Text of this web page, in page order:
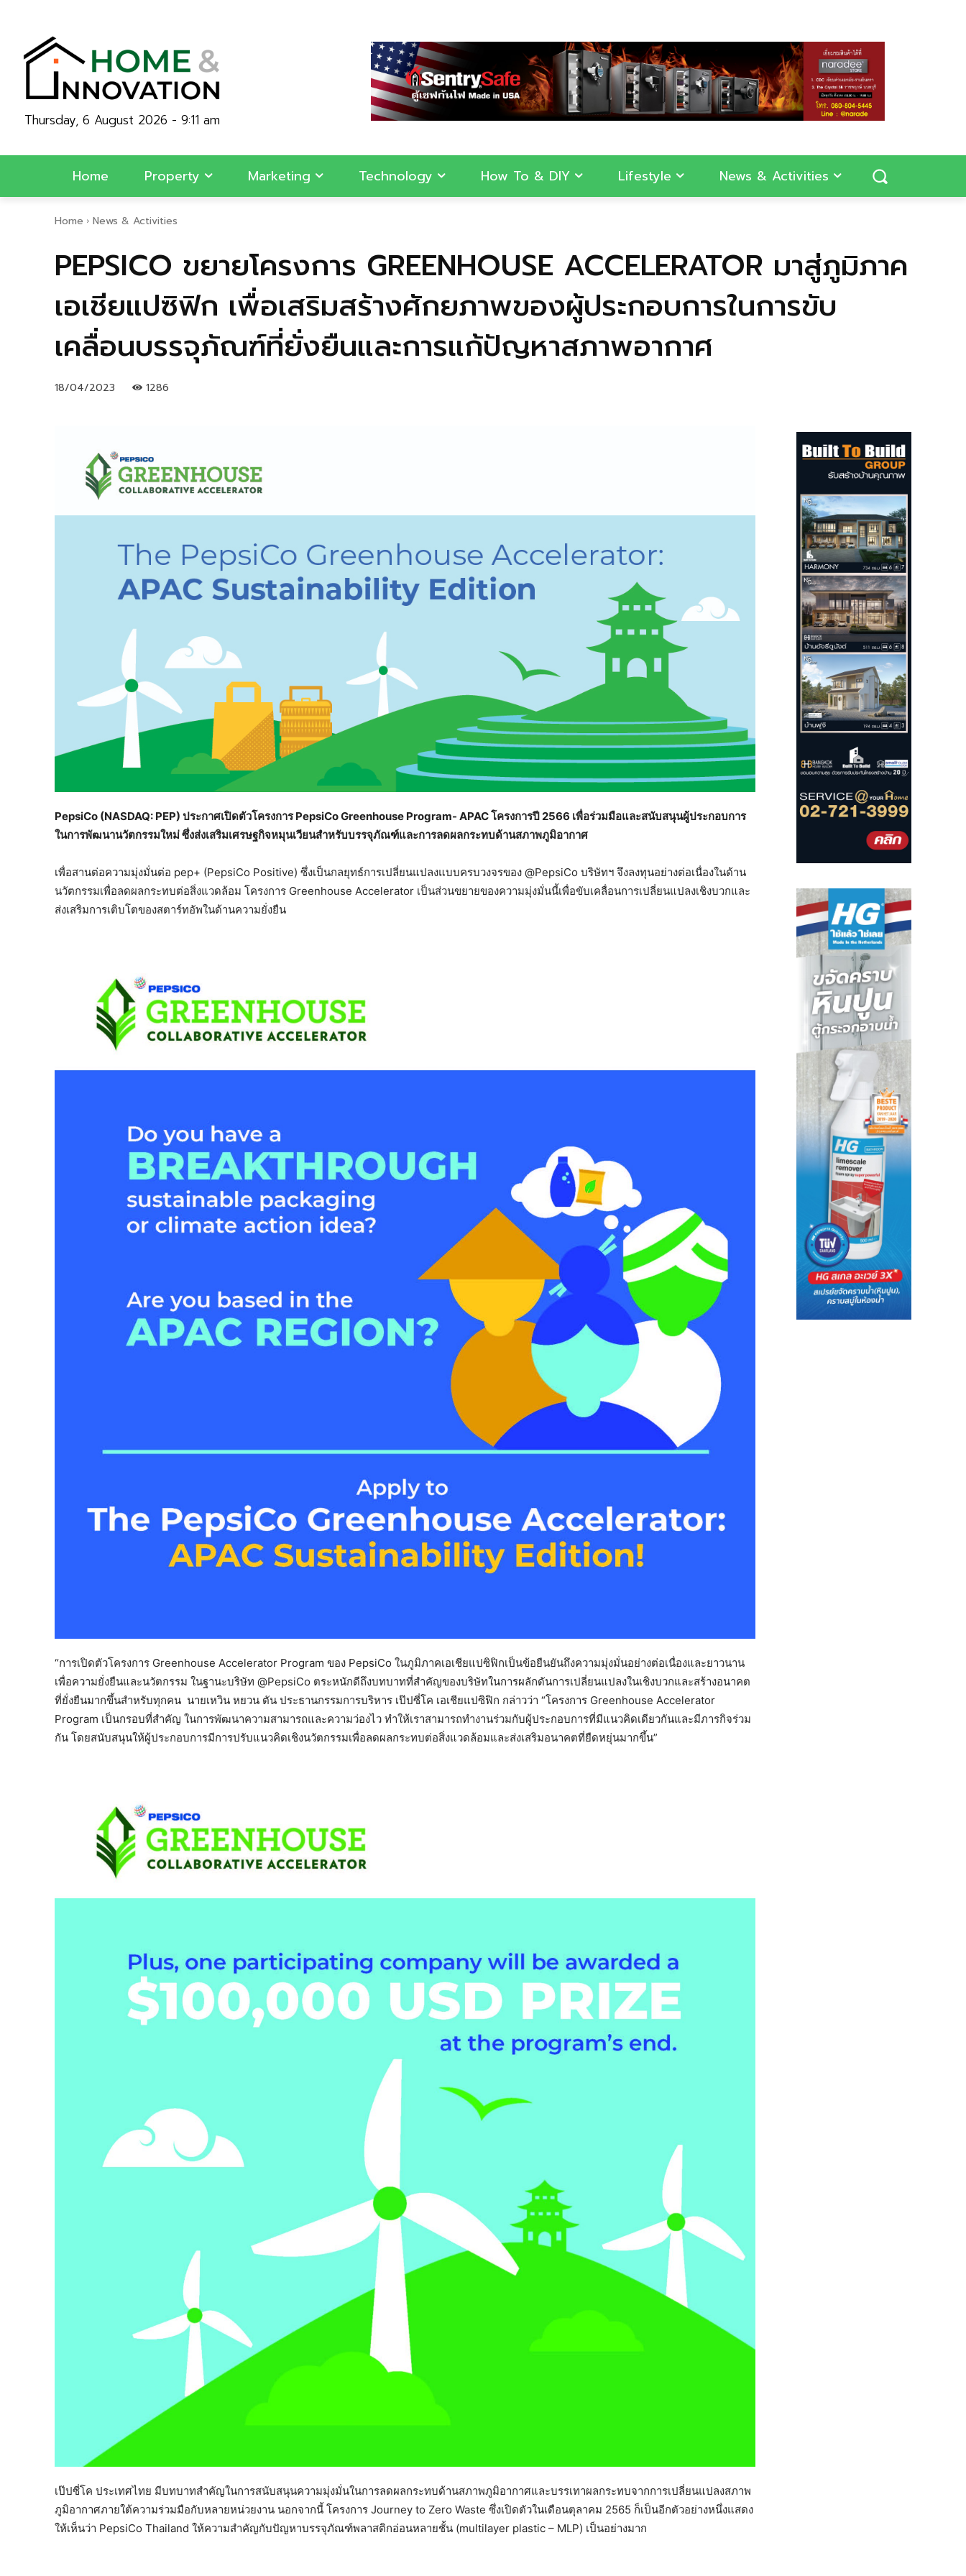
Thursday, 6 August 2026 - 9:11 am
Home Property Marketing Technology How To & DIY Lifestyle News & Activities
Home News & Activities
PEPSICO ขยายโครงการ GREENHOUSE ACCELERATOR มาสู่ภูมิภาค
เอเชียแปซิฟิก เพื่อเสริมสร้างศักยภาพของผู้ประกอบการในการขับ
เคลื่อนบรรจุภัณฑ์ที่ยั่งยืนและการแก้ปัญหาสภาพอากาศ
18/04/2023 1286
PepsiCo (NASDAQ: PEP) ประกาศเปิดตัวโครงการ PepsiCo Greenhouse Program- APAC โครงการปี 2566 เพื่อร่วมมือและสนับสนุนผู้ประกอบการ
ในการพัฒนานวัตกรรมใหม่ ซึ่งส่งเสริมเศรษฐกิจหมุนเวียนสำหรับบรรจุภัณฑ์และการลดผลกระทบด้านสภาพภูมิอากาศ
เพื่อสานต่อความมุ่งมั่นต่อ pep+ (PepsiCo Positive) ซึ่งเป็นกลยุทธ์การเปลี่ยนแปลงแบบครบวงจรของ @PepsiCo บริษัทฯ จึงลงทุนอย่างต่อเนื่องในด้าน
นวัตกรรมเพื่อลดผลกระทบต่อสิ่งแวดล้อม โครงการ Greenhouse Accelerator เป็นส่วนขยายของความมุ่งมั่นนี้เพื่อขับเคลื่อนการเปลี่ยนแปลงเชิงบวกและ
ส่งเสริมการเติบโตของสตาร์ทอัพในด้านความยั่งยืน
“การเปิดตัวโครงการ Greenhouse Accelerator Program ของ PepsiCo ในภูมิภาคเอเชียแปซิฟิกเป็นข้อยืนยันถึงความมุ่งมั่นอย่างต่อเนื่องและยาวนาน
เพื่อความยั่งยืนและนวัตกรรม ในฐานะบริษัท @PepsiCo ตระหนักดีถึงบทบาทที่สำคัญของบริษัทในการผลักดันการเปลี่ยนแปลงในเชิงบวกและสร้างอนาคต
ที่ยั่งยืนมากขึ้นสำหรับทุกคน นายเหวิน หยวน ตัน ประธานกรรมการบริหาร เป๊ปซี่โค เอเชียแปซิฟิก กล่าวว่า “โครงการ Greenhouse Accelerator
Program เป็นกรอบที่สำคัญ ในการพัฒนาความสามารถและความว่องไว ทำให้เราสามารถทำงานร่วมกับผู้ประกอบการที่มีแนวคิดเดียวกันและมีภารกิจร่วม
กัน โดยสนับสนุนให้ผู้ประกอบการมีการปรับแนวคิดเชิงนวัตกรรมเพื่อลดผลกระทบต่อสิ่งแวดล้อมและส่งเสริมอนาคตที่ยืดหยุ่นมากขึ้น”
เป๊ปซี่โค ประเทศไทย มีบทบาทสำคัญในการสนับสนุนความมุ่งมั่นในการลดผลกระทบด้านสภาพภูมิอากาศและบรรเทาผลกระทบจากการเปลี่ยนแปลงสภาพ
ภูมิอากาศภายใต้ความร่วมมือกับหลายหน่วยงาน นอกจากนี้ โครงการ Journey to Zero Waste ซึ่งเปิดตัวในเดือนตุลาคม 2565 ก็เป็นอีกตัวอย่างหนึ่งแสดง
ให้เห็นว่า PepsiCo Thailand ให้ความสำคัญกับปัญหาบรรจุภัณฑ์พลาสติกอ่อนหลายชั้น (multilayer plastic – MLP) เป็นอย่างมาก